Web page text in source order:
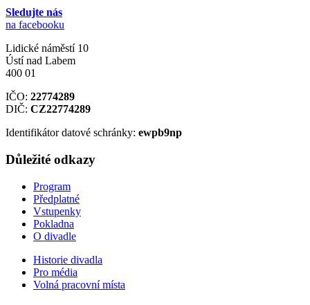
Sledujte nás
na facebooku
Lidické náměstí 10
Ústí nad Labem
400 01
IČO: 22774289
DIČ: CZ22774289
Identifikátor datové schránky: ewpb9np
Důležité odkazy
Program
Předplatné
Vstupenky
Pokladna
O divadle
Historie divadla
Pro média
Volná pracovní místa